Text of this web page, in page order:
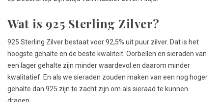
Wat is 925 Sterling Zilver?
925 Sterling Zilver bestaat voor 92,5% uit puur zilver. Dat is het
hoogste gehalte en de beste kwaliteit. Oorbellen en sieraden van
een lager gehalte zijn minder waardevol en daarom minder
kwalitatief. En als we sieraden zouden maken van een nog hoger
gehalte dan 925 zijn te zacht zijn om als sieraad te kunnen
dragen.